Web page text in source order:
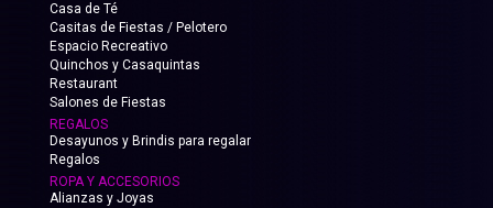
Casa de Té
Casitas de Fiestas / Pelotero
Espacio Recreativo
Quinchos y Casaquintas
Restaurant
Salones de Fiestas
REGALOS
Desayunos y Brindis para regalar
Regalos
ROPA Y ACCESORIOS
Alianzas y Joyas